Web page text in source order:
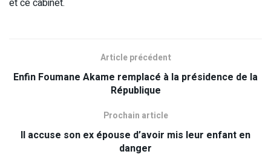
et ce cabinet.
Article précédent
Enfin Foumane Akame remplacé à la présidence de la
République
Prochain article
Il accuse son ex épouse d’avoir mis leur enfant en
danger